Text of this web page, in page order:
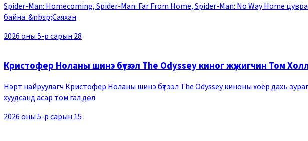
Spider-Man: Homecoming, Spider-Man: Far From Home, Spider-Man: No Way Home цуврал
байна. &nbsp;Саяхан
2026 оны 5-р сарын 28
Кристофер Ноланы шинэ бүтээл The Odyssey киног жүжигчин Том
Нэрт найруулагч Кристофер Ноланы шинэ бүтээл The Odyssey киноны хоёр дахь
хуудсанд асар том гал дөл
2026 оны 5-р сарын 15